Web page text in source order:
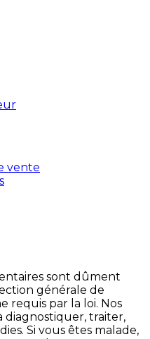
vente
sont dûment
générale de
requis par la loi. Nos
diagnostiquer, traiter,
Si vous êtes malade,